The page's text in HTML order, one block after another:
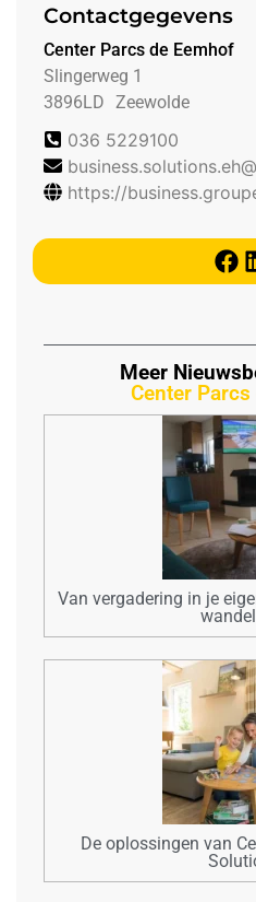
Contactgegevens
Center Parcs de Eemhof
Slingerweg 1
3896LD Zeewolde
036 5229100
https://
Meer
Center
Van vergadering in je
De oplossingen van